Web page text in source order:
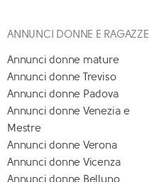
ANNUNCI DONNE E RAGAZZE
Annunci donne mature
Annunci donne Treviso
Annunci donne Padova
Annunci donne Venezia e
Mestre
Annunci donne Verona
Annunci donne Vicenza
Annunci donne Belluno